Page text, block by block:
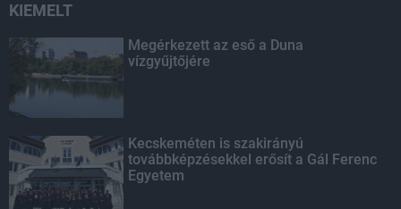
KIEMELT
Megérkezett az eső a Duna
vízgyűjtőjére
Kecskeméten is szakirányú
továbbképzésekkel erősít a Gál Ferenc
Egyetem